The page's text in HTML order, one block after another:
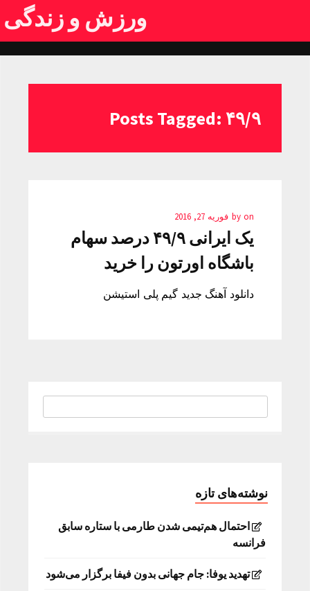
ورزش و زندگی
Posts Tagged: ۴۹/۹
by on فوریه 27, 2016
یک ایرانی ۴۹/۹ درصد سهام
باشگاه اورتون را خرید
دانلود آهنگ جدید گیم پلی استیشن
نوشته‌های تازه
احتمال هم‌تیمی شدن طارمی با ستاره سابق
فرانسه
تهدید یوفا: جام جهانی بدون فیفا برگزار می‌شود